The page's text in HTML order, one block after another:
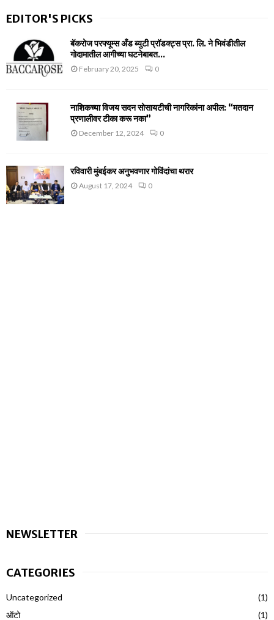
EDITOR'S PICKS
बॅकरोज परफ्यूम्स अँड ब्युटी प्रॉडक्ट्स प्रा. लि. ने भिवंडीतील
गोदामातील आगीच्या घटनेबाबत...
February 20, 2025 0
नाशिकच्या विजय सदन सोसायटीची नागरिकांना अपील: “मतदान
प्रणालीवर टीका करू नका”
December 12, 2024 0
रविवारी मुंबईकर अनुभवणार गोविंदांचा थरार
August 17, 2024 0
NEWSLETTER
CATEGORIES
Uncategorized
(1)
ऑटो
(1)